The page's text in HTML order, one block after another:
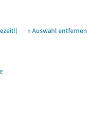
» Auswahl entfernen